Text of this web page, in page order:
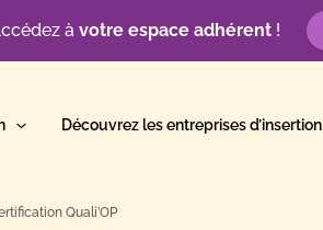
à votre espace adhérent!
Découvrez les entreprises d’insertion
Quali’OP